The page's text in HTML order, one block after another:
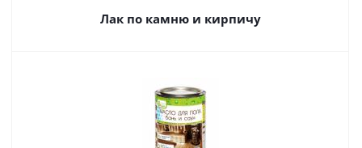
Лак по камню и кирпичу